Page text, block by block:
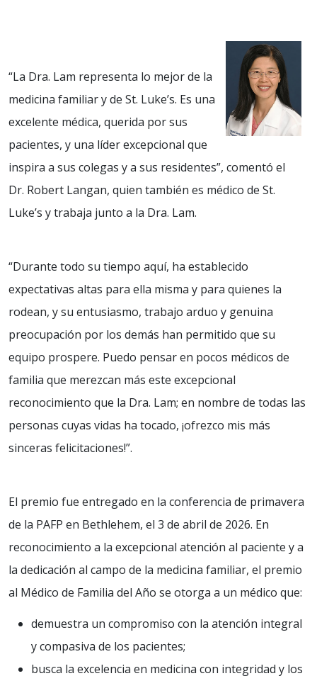
“La Dra. Lam representa lo mejor de la
medicina familiar y de St. Luke’s. Es una
excelente médica, querida por sus
pacientes, y una líder excepcional que
inspira a sus colegas y a sus residentes”, comentó el
Dr. Robert Langan, quien también es médico de St.
Luke’s y trabaja junto a la Dra. Lam.
“Durante todo su tiempo aquí, ha establecido
expectativas altas para ella misma y para quienes la
rodean, y su entusiasmo, trabajo arduo y genuina
preocupación por los demás han permitido que su
equipo prospere. Puedo pensar en pocos médicos de
familia que merezcan más este excepcional
reconocimiento que la Dra. Lam; en nombre de todas las
personas cuyas vidas ha tocado, ¡ofrezco mis más
sinceras felicitaciones!”.
El premio fue entregado en la conferencia de primavera
de la PAFP en Bethlehem, el 3 de abril de 2026. En
reconocimiento a la excepcional atención al paciente y a
la dedicación al campo de la medicina familiar, el premio
al Médico de Familia del Año se otorga a un médico que:
demuestra un compromiso con la atención integral
y compasiva de los pacientes;
busca la excelencia en medicina con integridad y los